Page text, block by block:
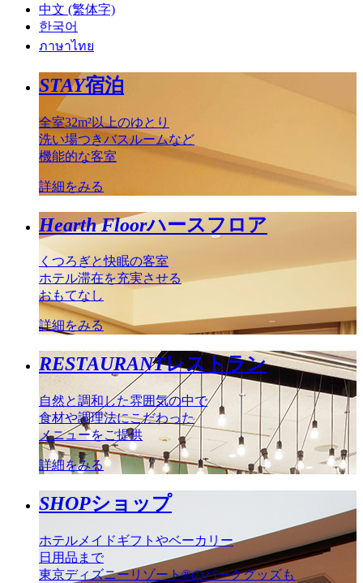
中文 (繁体字)
한국어
ภาษาไทย
STAY宿泊
全室32m²以上のゆとり
洗い場つきバスルームなど
機能的な客室
詳細をみる
Hearth Floorハースフロア
くつろぎと快眠の客室
ホテル滞在を充実させる
おもてなし
詳細をみる
RESTAURANTレストラン
自然と調和した雰囲気の中で
食材や調理法にこだわった
メニューをご提供
詳細をみる
SHOPショップ
ホテルメイドギフトやベーカリー
日用品まで
東京ディズニーリゾート®のパークグッズも